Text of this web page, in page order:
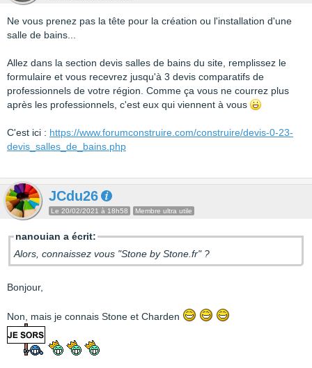
Ne vous prenez pas la tête pour la création ou l'installation d'une
salle de bains...
Allez dans la section devis salles de bains du site, remplissez le
formulaire et vous recevrez jusqu'à 3 devis comparatifs de
professionnels de votre région. Comme ça vous ne courrez plus
après les professionnels, c'est eux qui viennent à vous
C'est ici : https://www.forumconstruire.com/construire/devis-0-23-
devis_salles_de_bains.php
JCdu26
Le 20/02/2021 à 18h58 Membre ultra utile
nanouian a écrit:
Alors, connaissez vous "Stone by Stone.fr" ?
Bonjour,
Non, mais je connais Stone et Charden